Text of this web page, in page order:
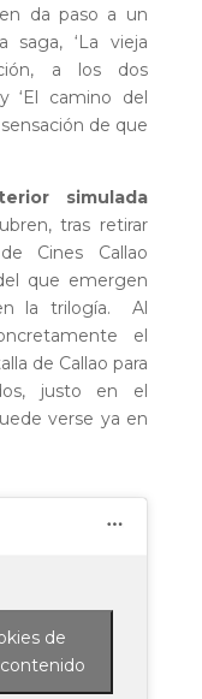
da paso a un
‘La vieja
a los dos
‘El camino del
de que
simulada
tras retirar
Cines Callao
que emergen
la trilogía. Al
el
de Callao para
justo en el
verse ya en
de